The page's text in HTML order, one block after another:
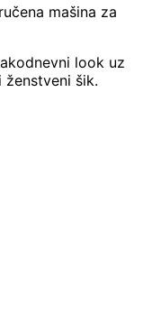
mašina za
look uz
šik.